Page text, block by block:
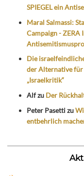
SPIEGEL ein
Maral Salmassi:
Campaign - ZERA
Die
der Alternative für
„Israelkritik“
Alfzu Der
Peter Pasettizu
entbehrlich